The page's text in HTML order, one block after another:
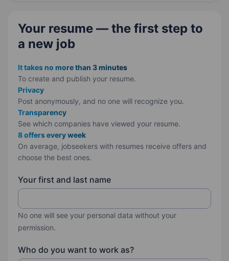
Your resume — the first step to
a new job
It takes no more than 3 minutes
To create and publish your resume.
Privacy
Post anonymously, and no one will recognize you.
Transparency
See which companies have viewed your resume.
8 offers every week
On average, jobseekers with resumes receive offers and
choose the best ones.
Your first and last name
No one will see your personal data without your
permission.
Who do you want to work as?